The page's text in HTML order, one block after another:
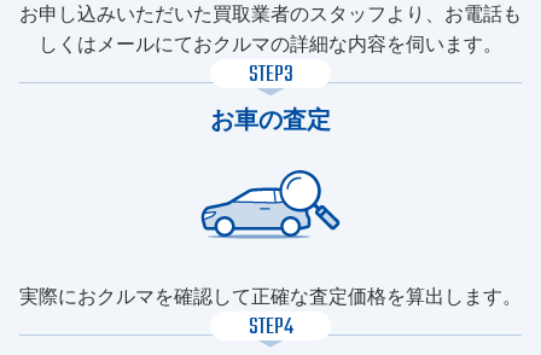
お申し込みいただいた買取業者のスタッフより、お電話も
しくはメールにておクルマの詳細な内容を伺います。
STEP3
お車の査定
実際におクルマを確認して正確な査定価格を算出します。
STEP4